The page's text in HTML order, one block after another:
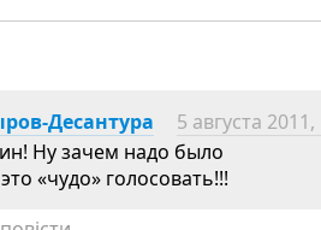
Десантура 5 августа
Ну зачем надо было
«чудо» голосовать!!!